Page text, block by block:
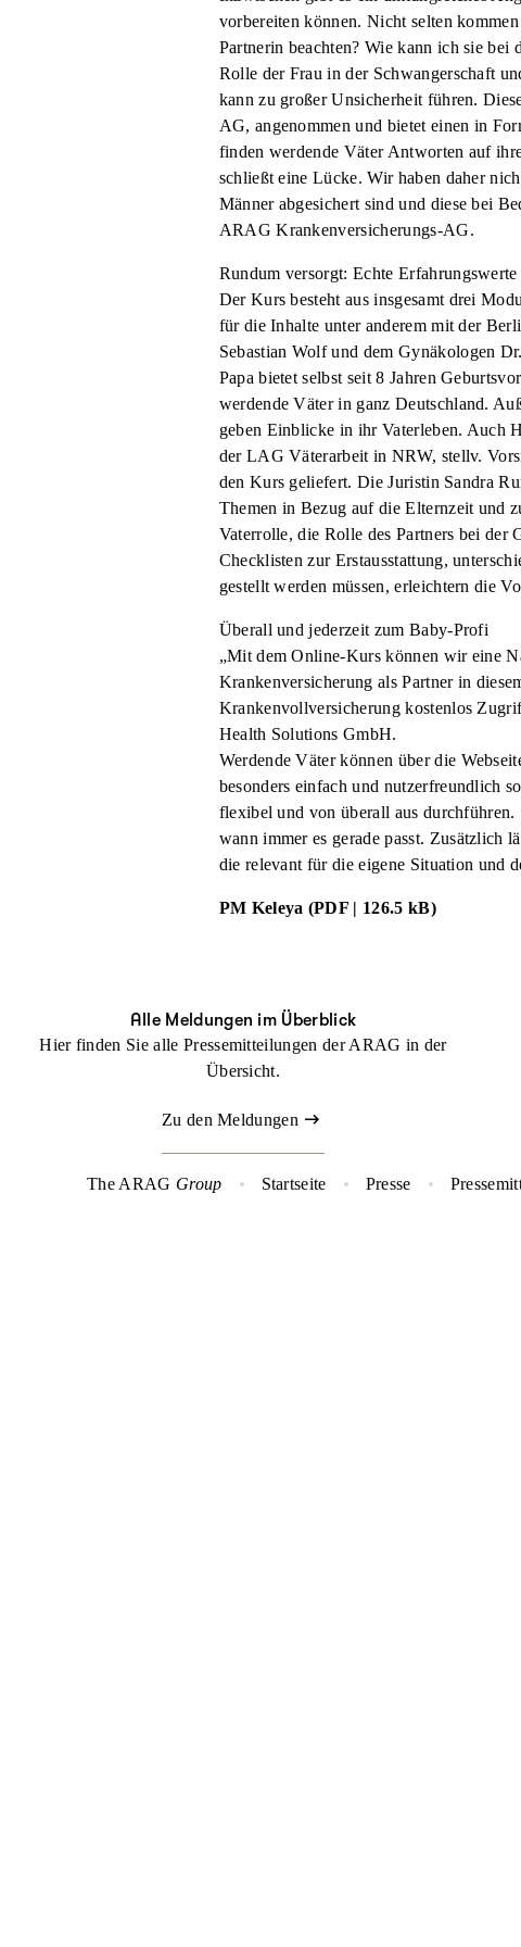
vorbereiten können. Nicht selten
Partnerin beachten? Wie kann ich sie
Rolle der Frau in der Schwangerschaft
kann zu großer Unsicherheit führen.
AG, angenommen und bietet einen in
finden werdende Väter Antworten auf
schließt eine Lücke. Wir haben daher
Männer abgesichert sind und diese bei
ARAG Krankenversicherungs-AG.
Rundum versorgt: Echte
Der Kurs besteht aus insgesamt drei
für die Inhalte unter anderem mit der
Sebastian Wolf und dem Gynäkologen
Papa bietet selbst seit 8 Jahren
werdende Väter in ganz Deutschland.
geben Einblicke in ihr Vaterleben. Auch
der LAG Väterarbeit in NRW, stellv.
den Kurs geliefert. Die Juristin Sandra
Themen in Bezug auf die Elternzeit und
Vaterrolle, die Rolle des Partners bei der
Checklisten zur Erstausstattung,
gestellt werden müssen, erleichtern die
Überall und jederzeit zum Baby-Profi
„Mit dem Online-Kurs können wir eine
Krankenversicherung als Partner in
Krankenvollversicherung kostenlos
Health Solutions GmbH.
Werdende Väter können über die
besonders einfach und nutzerfreundlich
flexibel und von überall aus
wann immer es gerade passt. Zusätzlich
die relevant für die eigene Situation und
PM Keleya (PDF | 126.5 kB)
Alle Meldungen im Überblick
Hier finden Sie alle Pressemitteilungen der ARAG in der
Übersicht.
Zu den Meldungen
The ARAG Group Startseite Presse